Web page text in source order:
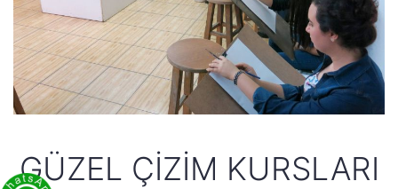
GÜZEL ÇIZIM KURSLARI